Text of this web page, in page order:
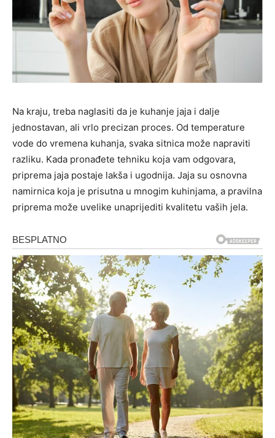
Na kraju, treba naglasiti da je kuhanje jaja i dalje
jednostavan, ali vrlo precizan proces. Od temperature
vode do vremena kuhanja, svaka sitnica može napraviti
razliku. Kada pronađete tehniku koja vam odgovara,
priprema jaja postaje lakša i ugodnija. Jaja su osnovna
namirnica koja je prisutna u mnogim kuhinjama, a pravilna
priprema može uvelike unaprijediti kvalitetu vaših jela.